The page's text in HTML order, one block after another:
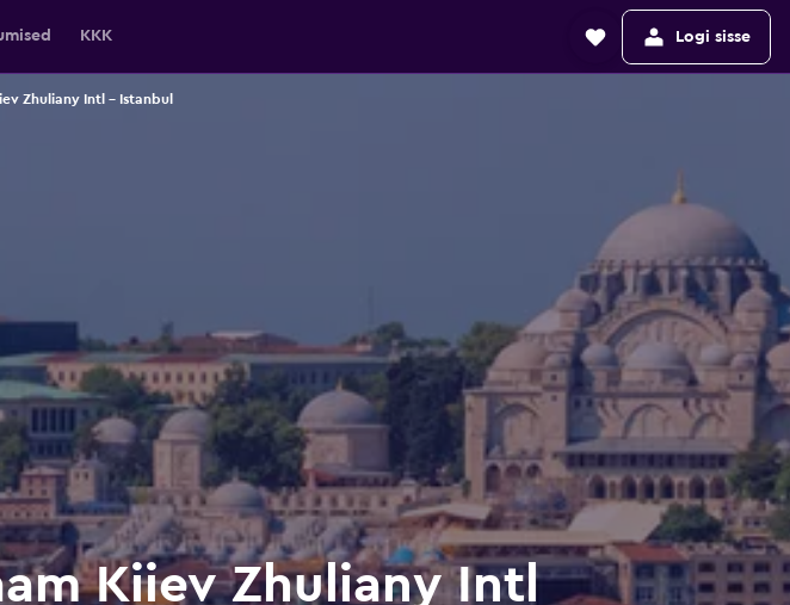
KKK Logi sisse
Zhuliany Intl – Istanbul
Kiiev Zhuliany Intl